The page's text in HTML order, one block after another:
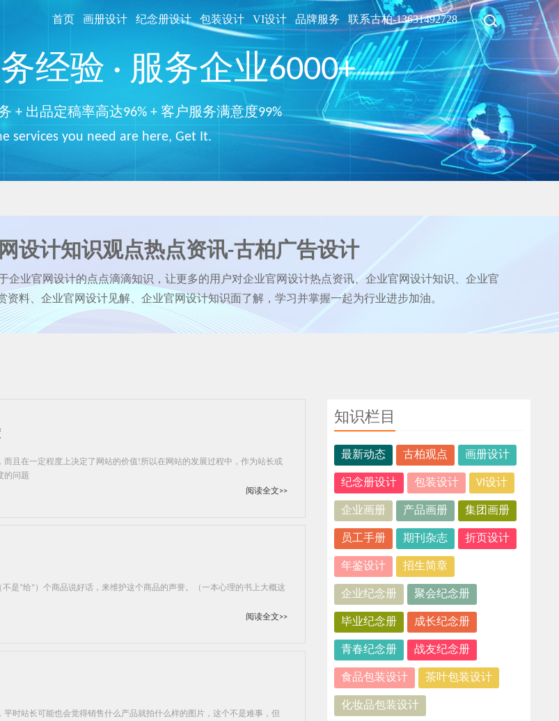
首页 画册设计 纪念册设计 包装设计 VI设计 品牌服务 联系古柏-13631492728
经验 · 服务企业6000+
+ 出品定稿率高达96% + 客户服务满意度99%
services you need are here, Get It.
设计知识观点热点资讯-古柏广告设计
企业官网设计的点点滴滴知识，让更多的用户对企业官网设计热点资讯、企业官网设计知识、企业官
资料、企业官网设计见解、企业官网设计知识面了解，学习并掌握一起为行业进步加油。
且在一定程度上决定了网站的价值!所以在网站的发展过程中，作为站长或
的问题
阅读全文>>
是“给”）个商品说好话，来维护这个商品的声誉。（一本心理的书上大概这
阅读全文>>
时站长可能也会觉得销售什么产品就拍什么样的图片，这个不是难事，但
知识栏目
最新动态 古柏观点 画册设计
纪念册设计 包装设计 VI设计
企业画册 产品画册 集团画册
员工手册 期刊杂志 折页设计
年鉴设计 招生简章
企业纪念册 聚会纪念册
毕业纪念册 成长纪念册
青春纪念册 战友纪念册
食品包装设计 茶叶包装设计
化妆品包装设计